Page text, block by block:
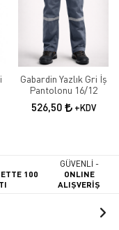
Gabardin Yazlık Gri İş
Pantolonu 16/12
526,50 +KDV
100
GÜVENLİ -
ONLINE
ALIŞVERİŞ